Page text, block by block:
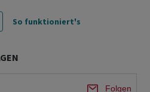
So funktioniert's
Folgen